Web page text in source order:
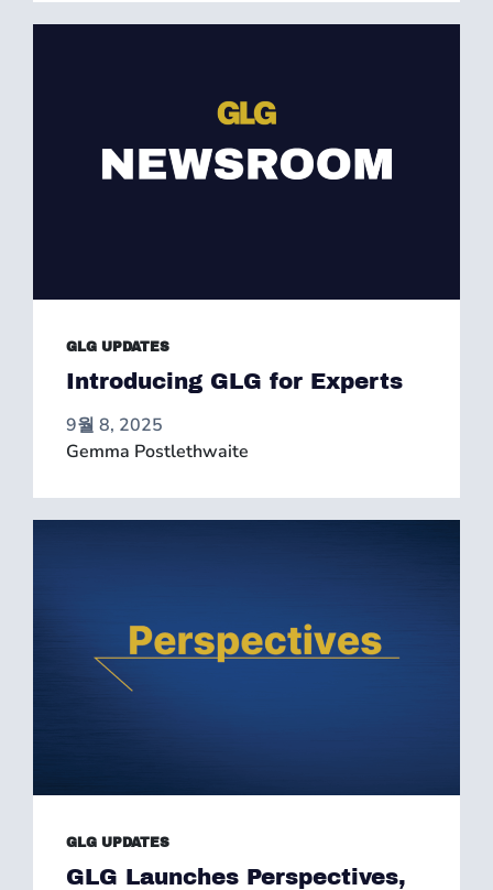
GLG UPDATES
Introducing GLG for Experts
9월 8, 2025
Gemma Postlethwaite
GLG UPDATES
GLG Launches Perspectives,